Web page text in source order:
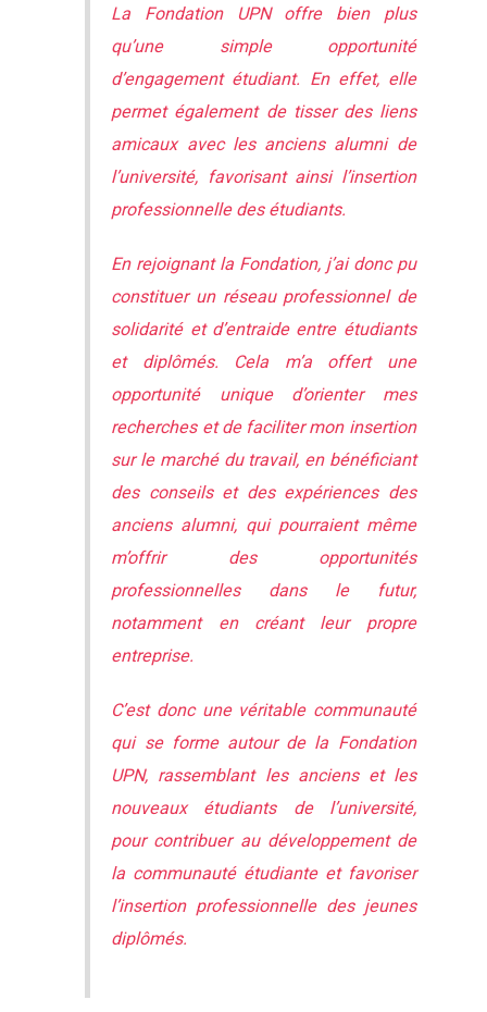
La Fondation UPN offre bien plus
qu’une simple opportunité
d’engagement étudiant. En effet, elle
permet également de tisser des liens
amicaux avec les anciens alumni de
l’université, favorisant ainsi l’insertion
professionnelle des étudiants.
En rejoignant la Fondation, j’ai donc pu
constituer un réseau professionnel de
solidarité et d’entraide entre étudiants
et diplômés. Cela m’a offert une
opportunité unique d’orienter mes
recherches et de faciliter mon insertion
sur le marché du travail, en bénéficiant
des conseils et des expériences des
anciens alumni, qui pourraient même
m’offrir des opportunités
professionnelles dans le futur,
notamment en créant leur propre
entreprise.
C’est donc une véritable communauté
qui se forme autour de la Fondation
UPN, rassemblant les anciens et les
nouveaux étudiants de l’université,
pour contribuer au développement de
la communauté étudiante et favoriser
l’insertion professionnelle des jeunes
diplômés.